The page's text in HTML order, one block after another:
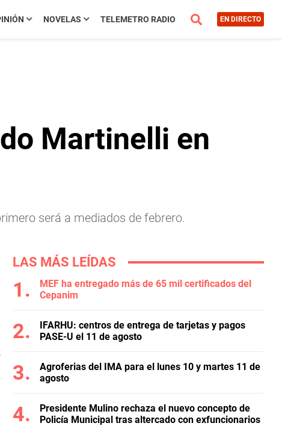
NOVELAS TELEMETRO RADIO EN DIRECTO
Martinelli en
será a mediados de febrero.
LAS MÁS LEÍDAS
MEF ha entregado más de 65 mil certificados del
Cepanim
IFARHU: centros de entrega de tarjetas y pagos
PASE-U el 11 de agosto
Agroferias del IMA para el lunes 10 y martes 11 de
agosto
Presidente Mulino rechaza el nuevo concepto de
Policía Municipal tras altercado con exfuncionarios